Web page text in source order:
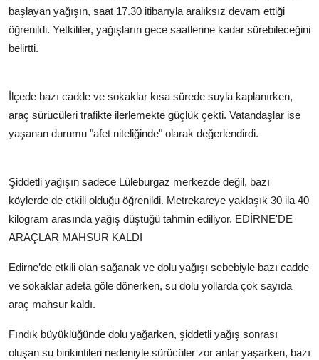
başlayan yağışın, saat 17.30 itibarıyla aralıksız devam ettiği
öğrenildi. Yetkililer, yağışların gece saatlerine kadar sürebileceğini
belirtti.
İlçede bazı cadde ve sokaklar kısa sürede suyla kaplanırken,
araç sürücüleri trafikte ilerlemekte güçlük çekti. Vatandaşlar ise
yaşanan durumu "afet niteliğinde" olarak değerlendirdi.
Şiddetli yağışın sadece Lüleburgaz merkezde değil, bazı
köylerde de etkili olduğu öğrenildi. Metrekareye yaklaşık 30 ila 40
kilogram arasında yağış düştüğü tahmin ediliyor. EDİRNE'DE
ARAÇLAR MAHSUR KALDI
Edirne’de etkili olan sağanak ve dolu yağışı sebebiyle bazı cadde
ve sokaklar adeta göle dönerken, su dolu yollarda çok sayıda
araç mahsur kaldı.
Fındık büyüklüğünde dolu yağarken, şiddetli yağış sonrası
oluşan su birikintileri nedeniyle sürücüler zor anlar yaşarken, bazı